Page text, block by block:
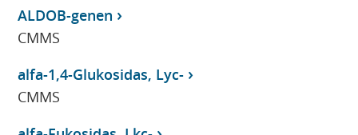
ALDOB-genen
CMMS
alfa-1,4-Glukosidas, Lyc-
CMMS